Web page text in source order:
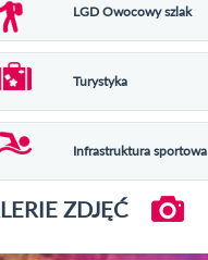
LGD Owocowy szlak
Turystyka
Infrastruktura sportowa
ZDJĘĆ